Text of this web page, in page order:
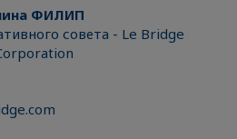
ФИЛИП
совета - Le Bridge